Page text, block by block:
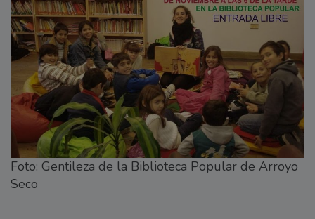
Foto: Gentileza de la Biblioteca Popular de Arroyo
Seco